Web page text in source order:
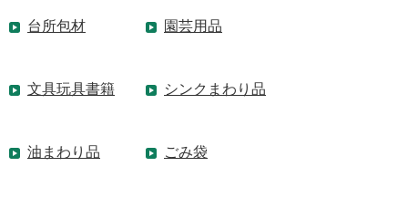
台所包材 園芸用品
文具玩具書籍 シンクまわり品
油まわり品 ごみ袋